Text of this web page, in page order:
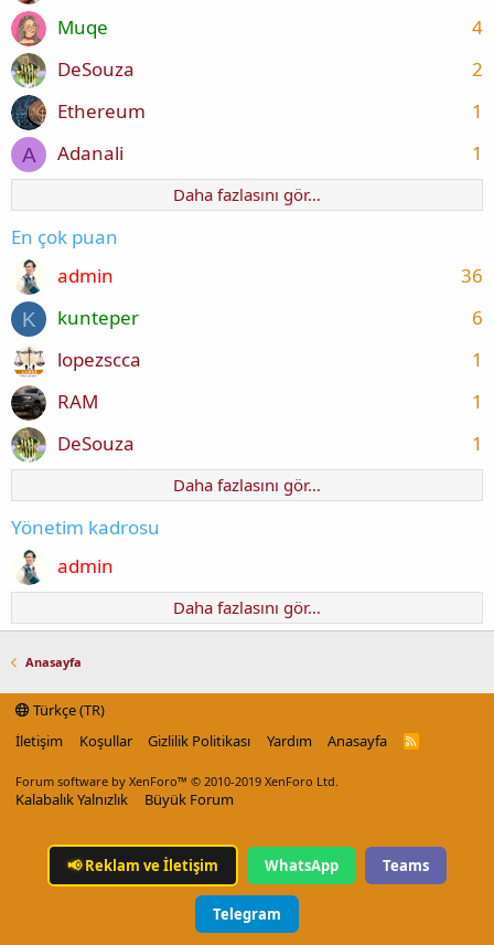
4
Muqe
2
DeSouza
1
Ethereum
A 1
Adanali
Daha fazlasını gör…
En çok puan
36
admin
K 6
kunteper
1
lopezscca
1
RAM
1
DeSouza
Daha fazlasını gör…
Yönetim kadrosu
admin
Daha fazlasını gör…
Anasayfa
Türkçe (TR)
İletişim
Koşullar Gizlilik Politikası Yardım Anasayfa
R
Forum software by XenForo™ © 2010-2019 XenForo Ltd.
Kalabalık Yalnızlık Büyük Forum
📢Reklam ve İletişim WhatsApp Teams
Telegram